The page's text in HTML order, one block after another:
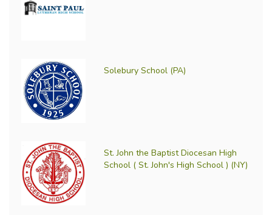
Solebury School (PA)
St. John the Baptist Diocesan High
School ( St. John's High School ) (NY)